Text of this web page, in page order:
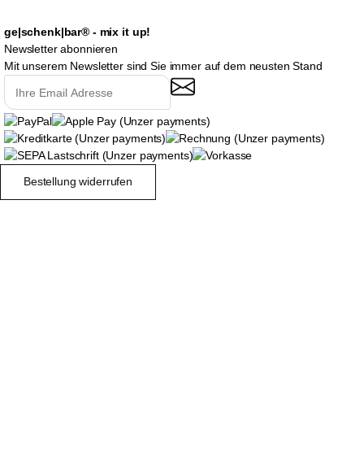
ge|schenk|bar® - mix it up!
Newsletter abonnieren
Mit unserem Newsletter sind Sie immer auf dem neusten Stand
Bestellung widerrufen